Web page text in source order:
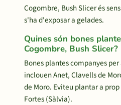
Cogombre, Bush Slicer és
s'ha d'exposar a gelades.
Quines són bones
Cogombre, Bush Slicer?
Bones plantes companyes
inclouen Anet, Clavells de
de Moro. Eviteu plantar a
Fortes (Sàlvia).